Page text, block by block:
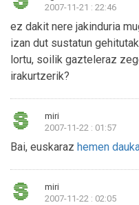
2007-11-21 : 22:46
ez dakit nere jakinduria
izan dut sustatun
lortu, soilik gazteleraz
irakurtzerik?
miri
2007-11-22 : 01:57
Bai, euskaraz hemen
miri
2007-11-22 : 02:05